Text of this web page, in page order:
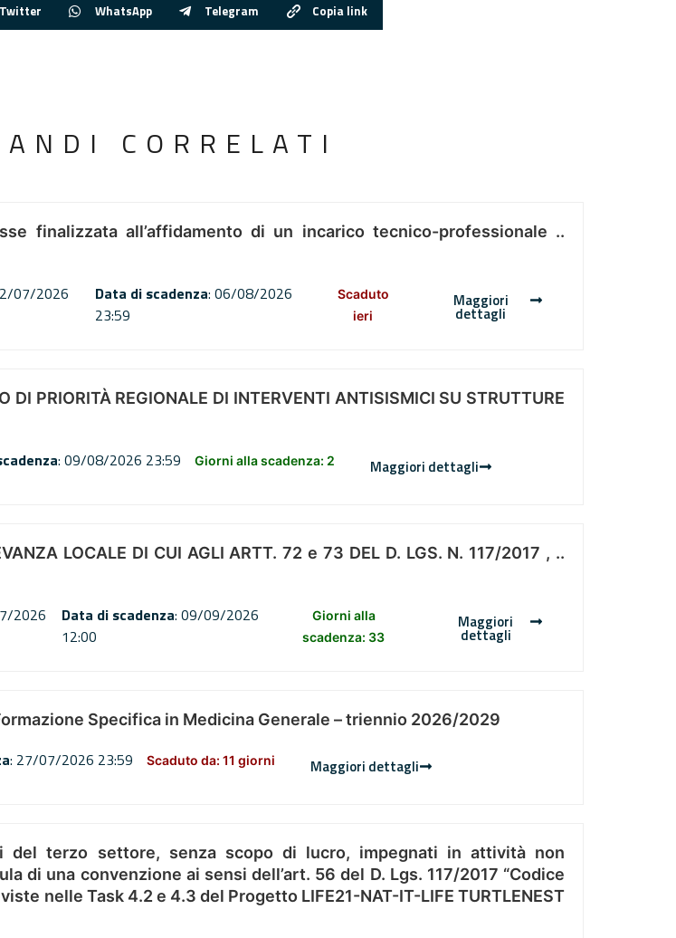
Twitter WhatsApp Telegram Copia link
CORRELATI
finalizzata all’affidamento di un incarico tecnico-professionale ..
07/2026
Data di scadenza: 06/08/2026
23:59
Scaduto
ieri
Maggiori
dettagli
DI PRIORITÀ REGIONALE DI INTERVENTI ANTISISMICI SU STRUTTURE
: 09/08/2026 23:59 Giorni alla scadenza: 2 Maggiori dettagli
LOCALE DI CUI AGLI ARTT. 72 e 73 DEL D. LGS. N. 117/2017 , ..
2026
Data di scadenza: 09/09/2026
12:00
Giorni alla
scadenza: 33
Maggiori
dettagli
Specifica in Medicina Generale – triennio 2026/2029
: 27/07/2026 23:59 Scaduto da: 11 giorni Maggiori dettagli
terzo settore, senza scopo di lucro, impegnati in attività non
di una convenzione ai sensi dell’art. 56 del D. Lgs. 117/2017 “Codice
nelle Task 4.2 e 4.3 del Progetto LIFE21-NAT-IT-LIFE TURTLENEST